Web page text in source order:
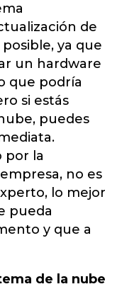
de
ya que
un hardware
que podría
si estás
puedes
por la
no es
lo mejor
pueda
y que a
de la nube